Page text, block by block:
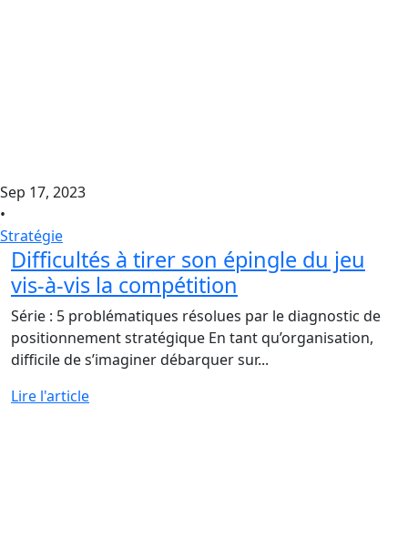
Sep 17, 2023
•
Stratégie
Difficultés à tirer son épingle du jeu
vis-à-vis la compétition
Série : 5 problématiques résolues par le diagnostic de
positionnement stratégique En tant qu’organisation,
difficile de s’imaginer débarquer sur...
Lire l'article